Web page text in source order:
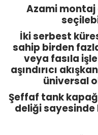
Azami
İki serbest
sahip birden
veya fasıla
aşındırıcı
üniversal
Şeffaf tank
deliği sayesinde